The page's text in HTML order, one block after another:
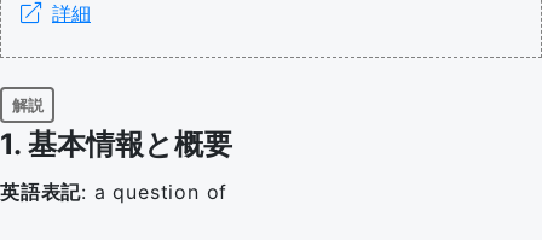
詳細
解説
1. 基本情報と概要
英語表記: a question of